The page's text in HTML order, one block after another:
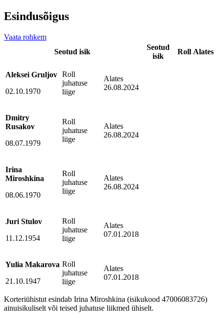
Esindusõigus
Vaata rohkem
Seotud isik
Seotud
isik
Roll Alates
Aleksei Gruljov
02.10.1970
Roll
juhatuse
liige
Alates
26.08.2024
Dmitry
Rusakov
08.07.1979
Roll
juhatuse
liige
Alates
26.08.2024
Irina
Miroshkina
08.06.1970
Roll
juhatuse
liige
Alates
26.08.2024
Juri Stulov
11.12.1954
Roll
juhatuse
liige
Alates
07.01.2018
Yulia Makarova
21.10.1947
Roll
juhatuse
liige
Alates
07.01.2018
Korteriühistut esindab Irina Miroshkina (isikukood 47006083726)
ainuisikuliselt või teised juhatuse liikmed ühiselt.